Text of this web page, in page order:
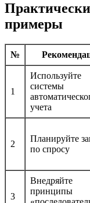
примеры
№
1
Используйте
системы
учета
2
Планируйте
по спросу
3
Внедряйте
принципы